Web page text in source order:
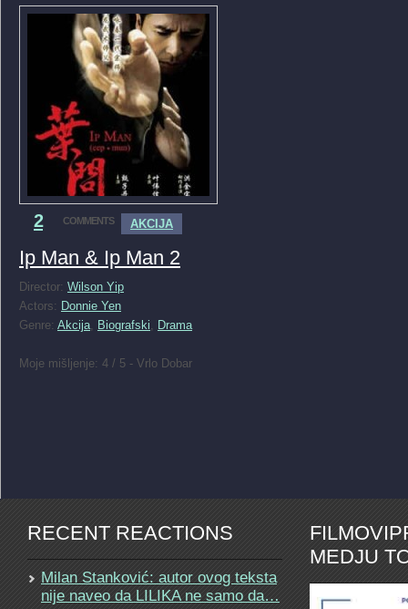
2 COMMENTS AKCIJA
Ip Man & Ip Man 2
Director: Wilson Yip
Actors: Donnie Yen
Genre: Akcija, Biografski, Drama
Moje mišljenje: 4 / 5 - Vrlo Dobar
RECENT REACTIONS
Milan Stanković: autor ovog teksta
nije naveo da LILIKA ne samo da…
MEDJU